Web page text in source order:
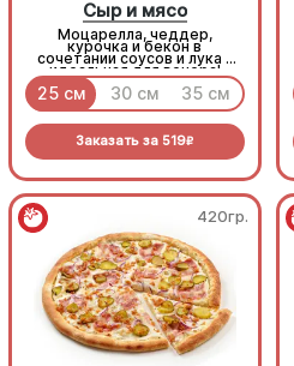
Сыр и мясо
Моцарелла, чеддер,
курочка и бекон в
сочетании соусов и лука -
идеальная для вечера!
25 см 30 см 35 см
Заказать за 519R
420гр.